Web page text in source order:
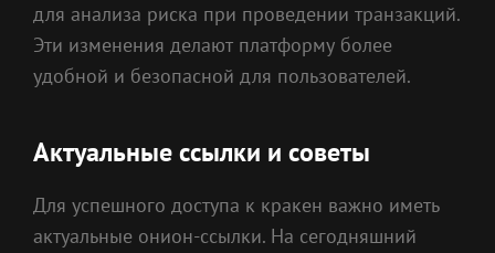
для анализа риска при проведении транзакций.
Эти изменения делают платформу более
удобной и безопасной для пользователей.
Актуальные ссылки и советы
Для успешного доступа к кракен важно иметь
актуальные онион-ссылки. На сегодняшний